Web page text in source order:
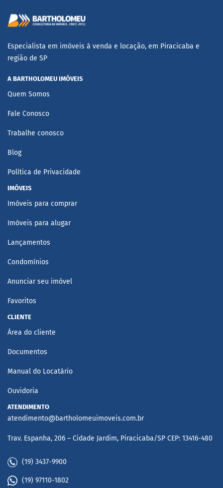
Especialista em imóveis à venda e locação, em Piracicaba e
região de SP
A BARTHOLOMEU IMÓVEIS
Quem Somos
Fale Conosco
Trabalhe conosco
Blog
Política de Privacidade
IMÓVEIS
Imóveis para comprar
Imóveis para alugar
Lançamentos
Condomínios
Anunciar seu imóvel
Favoritos
CLIENTE
Área do cliente
Documentos
Manual do Locatário
Ouvidoria
ATENDIMENTO
atendimento@bartholomeuimoveis.com.br
Trav. Espanha, 206 – Cidade Jardim, Piracicaba/SP CEP: 13416-480
(19) 3437-9900
(19) 97110-1802